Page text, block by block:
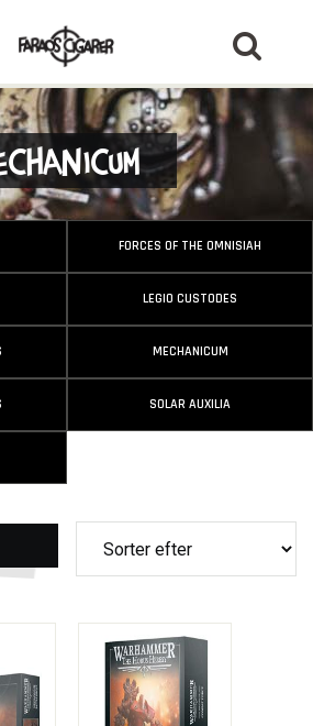
FORCES OF THE OMNISIAH
LEGIO CUSTODES
MECHANICUM
SOLAR AUXILIA